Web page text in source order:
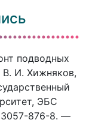
подводных
В. И. Хижняков,
ЭБС
876-8. —